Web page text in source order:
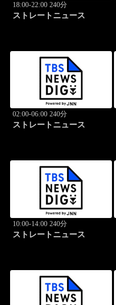
18:00-22:00 240分
ストレートニュース
02:00-06:00 240分
ストレートニュース
10:00-14:00 240分
ストレートニュース